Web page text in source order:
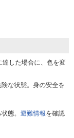
した場合に、色を変
な状態。身の安全を
態。 避難情報を確認